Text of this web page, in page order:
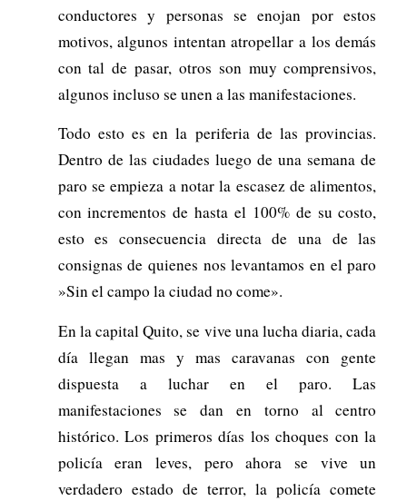
conductores y personas se enojan por estos
motivos, algunos intentan atropellar a los demás
con tal de pasar, otros son muy comprensivos,
algunos incluso se unen a las manifestaciones.
Todo esto es en la periferia de las provincias.
Dentro de las ciudades luego de una semana de
paro se empieza a notar la escasez de alimentos,
con incrementos de hasta el 100% de su costo,
esto es consecuencia directa de una de las
consignas de quienes nos levantamos en el paro
»Sin el campo la ciudad no come».
En la capital Quito, se vive una lucha diaria, cada
día llegan mas y mas caravanas con gente
dispuesta a luchar en el paro. Las
manifestaciones se dan en torno al centro
histórico. Los primeros días los choques con la
policía eran leves, pero ahora se vive un
verdadero estado de terror, la policía comete